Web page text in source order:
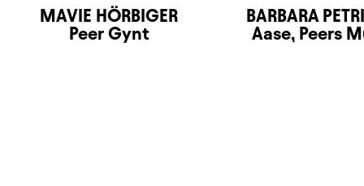
MAVIE HÖRBIGER
Peer Gynt
BARBARA
Aase, Peers